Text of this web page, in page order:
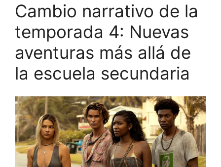
Cambio narrativo de la
temporada 4: Nuevas
aventuras más allá de
la escuela secundaria